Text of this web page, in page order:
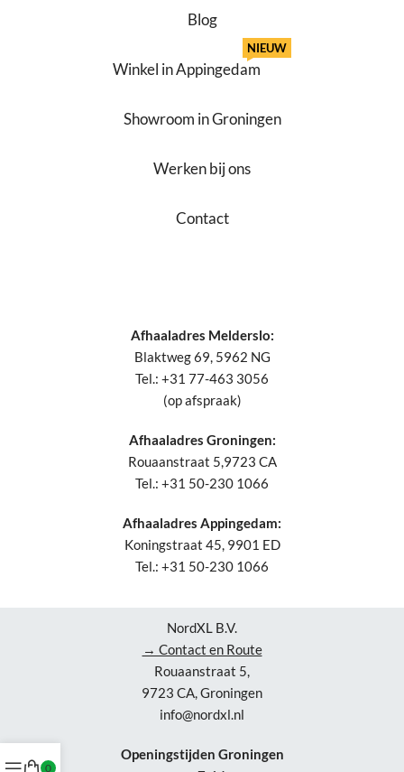
Blog
Winkel in Appingedam
NIEUW
Showroom in Groningen
Werken bij ons
Contact
Afhaaladres Melderslo:
Blaktweg 69, 5962 NG
Tel.: +31 77-463 3056
(op afspraak)
Afhaaladres Groningen:
Rouaanstraat 5,9723 CA
Tel.: +31 50-230 1066
Afhaaladres Appingedam:
Koningstraat 45, 9901 ED
Tel.: +31 50-230 1066
NordXL B.V.
→ Contact en Route
Rouaanstraat 5,
9723 CA, Groningen
info@nordxl.nl
Openingstijden Groningen
0